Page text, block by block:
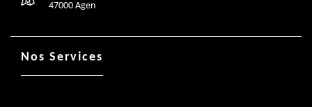
47000 Agen
Nos Services